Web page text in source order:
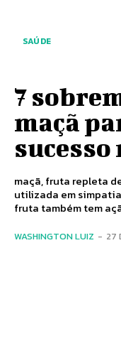
SAÚDE
7
maçã
sucesso
maçã, fruta repleta
utilizada em
fruta também tem
WASHINGTON LUIZ - 27